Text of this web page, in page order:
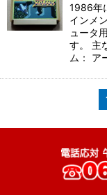
1986年
インメ
ュータ
す。 主
ム： ア